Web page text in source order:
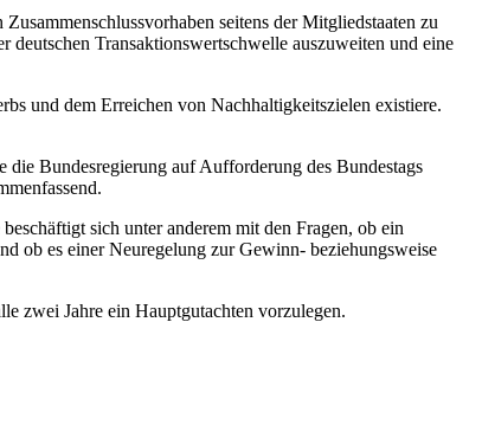
seitens der Mitgliedstaaten zu
Transaktionswertschwelle auszuweiten und eine
und dem Erreichen von Nachhaltigkeitszielen existiere.
die Bundesregierung auf Aufforderung des Bundestags
sich unter anderem mit den Fragen, ob ein
ob es einer Neuregelung zur Gewinn- beziehungsweise
zwei Jahre ein Hauptgutachten vorzulegen.